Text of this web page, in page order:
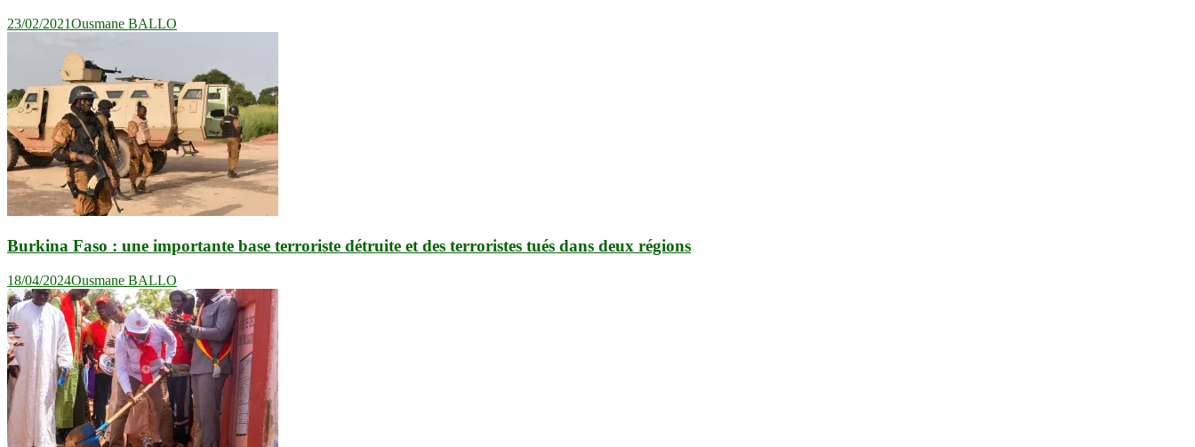
23/02/2021Ousmane BALLO
Burkina Faso : une importante base terroriste détruite et des terroristes tués dans deux régions
18/04/2024Ousmane BALLO